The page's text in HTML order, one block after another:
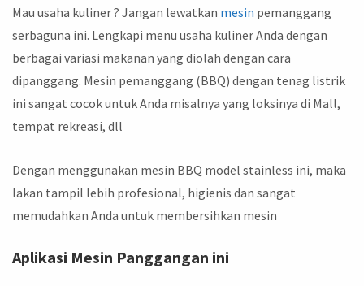
Mau usaha kuliner ? Jangan lewatkan mesin pemanggang
serbaguna ini. Lengkapi menu usaha kuliner Anda dengan
berbagai variasi makanan yang diolah dengan cara
dipanggang. Mesin pemanggang (BBQ) dengan tenag listrik
ini sangat cocok untuk Anda misalnya yang loksinya di Mall,
tempat rekreasi, dll
Dengan menggunakan mesin BBQ model stainless ini, maka
lakan tampil lebih profesional, higienis dan sangat
memudahkan Anda untuk membersihkan mesin
Aplikasi Mesin Panggangan ini